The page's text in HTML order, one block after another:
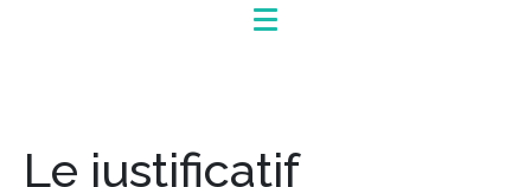
Le justificatif